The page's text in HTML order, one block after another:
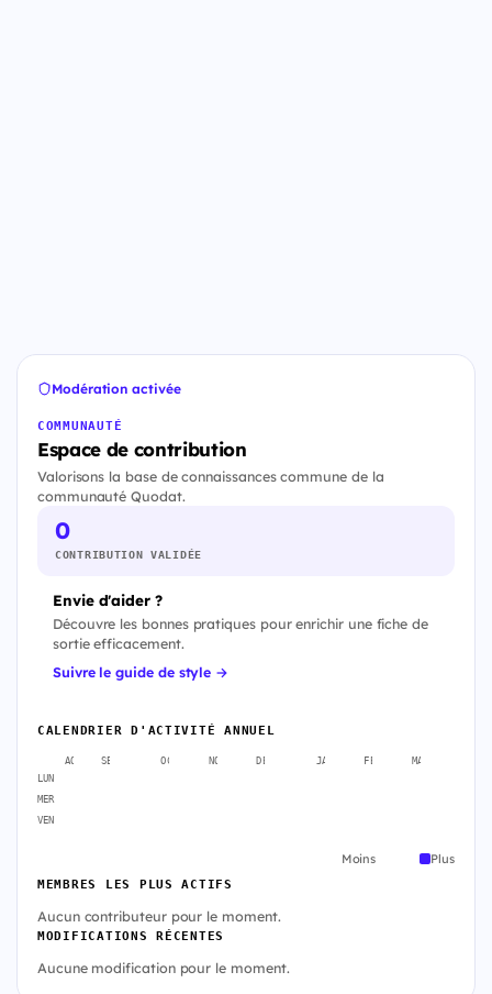
Modération activée
COMMUNAUTÉ
Espace de contribution
Valorisons la base de connaissances commune de la
communauté Quodat.
0
CONTRIBUTION VALIDÉE
Envie d'aider ?
Découvre les bonnes pratiques pour enrichir une fiche de
sortie efficacement.
Suivre le guide de style →
CALENDRIER D'ACTIVITÉ ANNUEL
AOÛT SEPT. OCT. NOV. DÉC. JANV. FÉVR. MARS
LUN
MER
VEN
Moins Plus
MEMBRES LES PLUS ACTIFS
Aucun contributeur pour le moment.
MODIFICATIONS RÉCENTES
Aucune modification pour le moment.